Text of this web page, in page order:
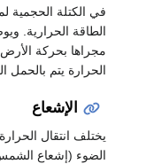
في الكتلة الحجمية
الطاقة الحرارية.
مجراها بحركة الأرض
الحرارة يتم بالحمل
الإشعاع
يختلف انتقال
الضوء (إشعاع